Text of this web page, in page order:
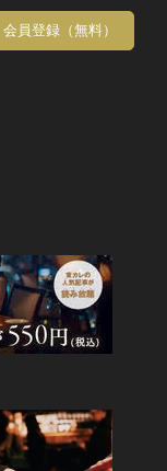
会員登録（無料）